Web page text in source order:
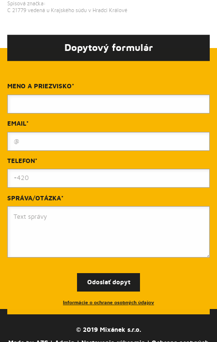
Spisová značka:
C 21779 vedená u Krajského súdu v Hradci Králové
Dopytový formulár
MENO A PRIEZVISKO*
EMAIL*
TELEFON*
SPRÁVA/OTÁZKA*
Odoslať dopyt
Informácie o ochrane osobných údajov
© 2019 Mixánek s.r.o.